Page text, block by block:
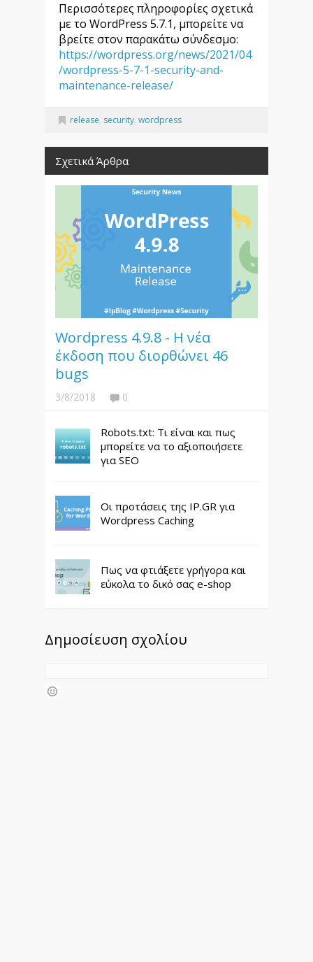
Περισσότερες πληροφορίες σχετικά
με το WordPress 5.7.1, μπορείτε να
βρείτε στον παρακάτω σύνδεσμο:
https://wordpress.org/news/2021/04
/wordpress-5-7-1-security-and-
maintenance-release/
release, security, wordpress
Σχετικά Άρθρα
Wordpress 4.9.8 - Η νέα
έκδοση που διορθώνει 46
bugs
3/8/2018 0
Robots.txt: Τι είναι και πως
μπορείτε να το αξιοποιήσετε
για SEO
Οι προτάσεις της IP.GR για
Wordpress Caching
Πως να φτιάξετε γρήγορα και
εύκολα το δικό σας e-shop
Δημοσίευση σχολίου